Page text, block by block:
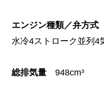
エンジン種類／弁方式
水冷4ストローク並列4
総排気量 948cm³